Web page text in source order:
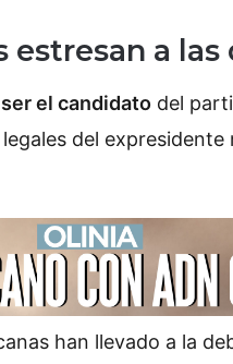
estresan a las
el candidato del
del
han llevado a la